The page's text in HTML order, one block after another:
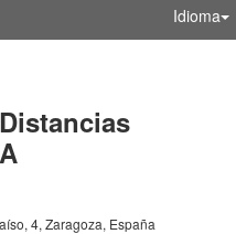
Idioma
4, Zaragoza, España